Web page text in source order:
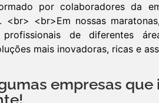
por colaboradores da
<br> <br>Em nossas
de diferentes
mais inovadoras, ricas e
empresas que